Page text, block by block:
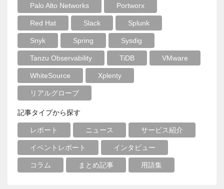
Palo Alto Networks Portworx
Red Hat Slack Splunk
Snyk Spring Sysdig
Tanzu Observability TiDB VMware
WhiteSource Xplenty
リアルグローブ
記事タイプから探す
レポート ニュース サービス紹介
イベントレポート インタビュー
コラム まとめ記事 用語集